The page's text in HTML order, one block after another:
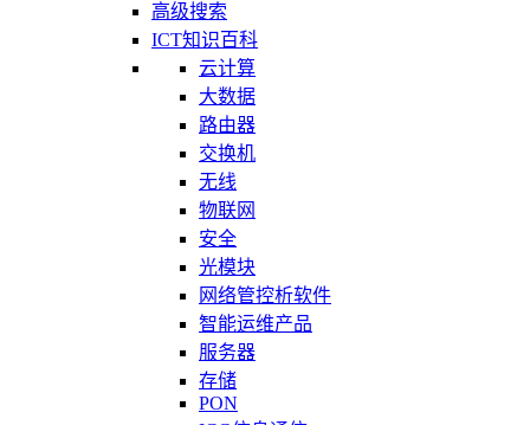
高级搜索
ICT知识百科
云计算
大数据
路由器
交换机
无线
物联网
安全
光模块
网络管控析软件
智能运维产品
服务器
存储
PON